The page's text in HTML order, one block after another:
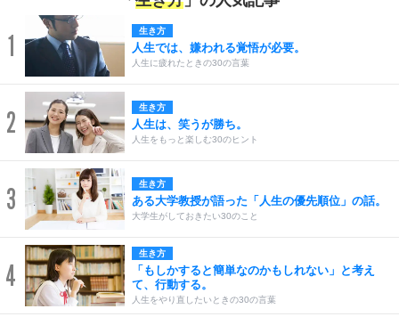
1 生き方
人生では、嫌われる覚悟が必要。
人生に疲れたときの30の言葉
2 生き方
人生は、笑うが勝ち。
人生をもっと楽しむ30のヒント
3 生き方
ある大学教授が語った「人生の優先順位」の話。
大学生がしておきたい30のこと
4
生き方
「もしかすると簡単なのかもしれない」と考え
て、行動する。
人生をやり直したいときの30の言葉